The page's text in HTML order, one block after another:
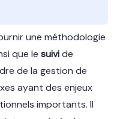
une méthodologie
que le suivide
de la gestion de
ayant des enjeux
importants. Il